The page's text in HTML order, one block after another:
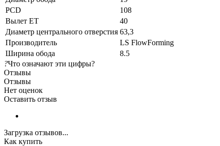
PCD
108
Вылет ET
40
Диаметр центрального отверстия 63,3
Производитель
LS FlowForming
Ширина обода
8.5
?Что означают эти цифры?
Отзывы
Отзывы
Нет оценок
Оставить отзыв
Загрузка отзывов...
Как купить